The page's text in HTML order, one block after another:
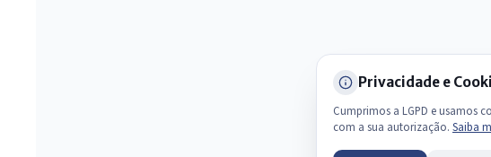
Privacidade e
Cumprimos a LGPD e usamos
com a sua autorização. Saiba